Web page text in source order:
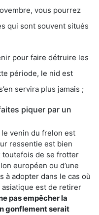
vous pourrez
qui sont souvent situés
pour faire détruire les
période, le nid est
servira plus jamais ;
piquer par un
le venin du frelon est
ressentie est bien
toutefois de se frotter
européen ou d’une
à adopter dans le cas où
est de retirer
pas empêcher la
gonflement serait